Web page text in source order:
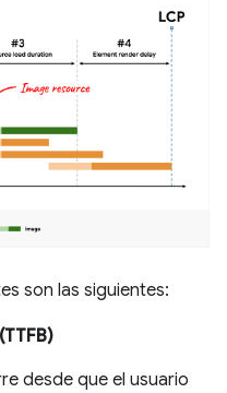
son las siguientes:
desde que el usuario